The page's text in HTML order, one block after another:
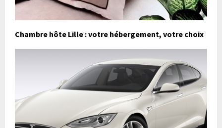
Chambre hôte Lille : votre hébergement, votre choix